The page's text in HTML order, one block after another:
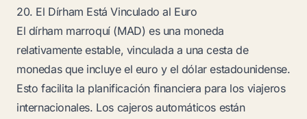
20. El Dírham Está Vinculado al Euro
El dírham marroquí (MAD) es una moneda
relativamente estable, vinculada a una cesta de
monedas que incluye el euro y el dólar estadounidense.
Esto facilita la planificación financiera para los viajeros
internacionales. Los cajeros automáticos están